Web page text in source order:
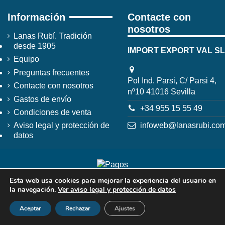
Información
Lanas Rubí. Tradición
desde 1905
Equipo
Preguntas frecuentes
Contacte con nosotros
Gastos de envío
Condiciones de venta
Aviso legal y protección de
datos
Contacte con
nosotros
IMPORT EXPORT VAL SL
Pol Ind. Parsi, C/ Parsi 4,
nº10 41016 Sevilla
+34 955 15 55 49
Esta web usa cookies para mejorar la experiencia del usuario en
la navegación. Ver aviso legal y protección de datos
Aceptar Rechazar Ajustes